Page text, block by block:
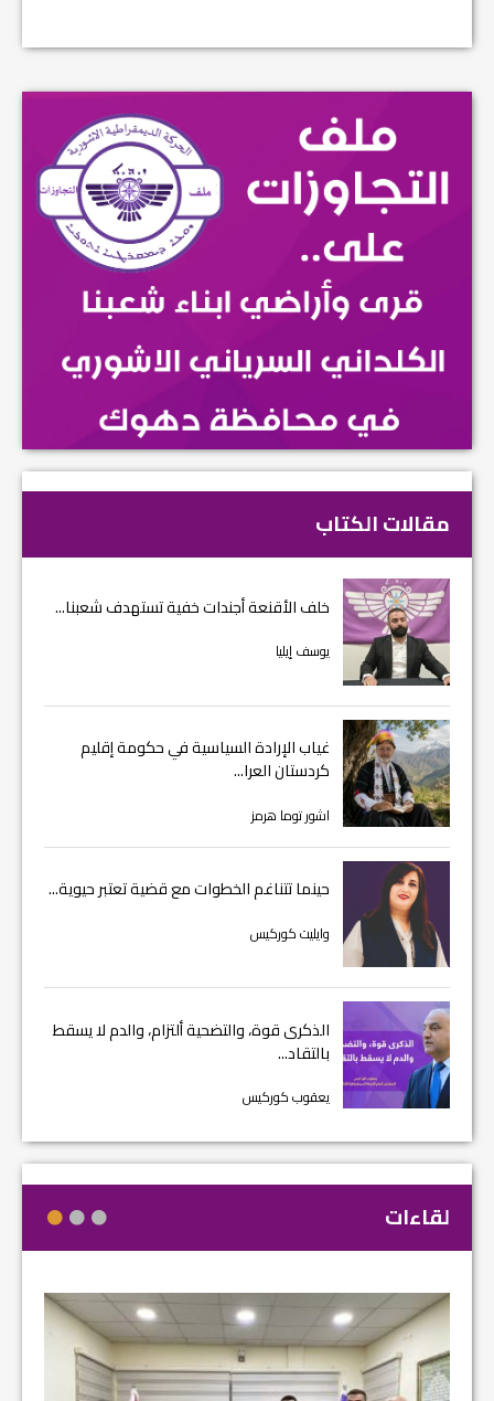
مقالات الكتاب
خلف الأقنعة أجندات خفية تستهدف شعبنا...
يوسف إيليا
غياب الإرادة السياسية في حكومة إقليم
كردستان العرا...
اشور توما هرمز
حينما تتناغم الخطوات مع قضية تعتبر حيوية...
وايليت كوركيس
الذكرى قوة، والتضحية ألتزام، والدم لا يسقط
بالتقاد...
يعقوب كوركيس
لقاءات